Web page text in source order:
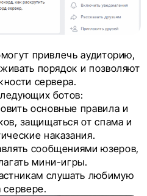
привлечь аудиторию,
порядок и позволяют
сервера.
ботов:
основные правила и
защищаться от спама и
наказания.
сообщениями юзеров,
мини-игры.
слушать любимую
сервере.